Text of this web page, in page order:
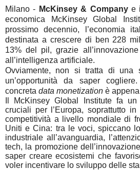
Milano - McKinsey & Companye
economica McKinsey Global
prossimo decennio, l’economia
destinata a crescere di ben 228
13% del pil, grazie
all’intelligenza artificiale.
Ovviamente, non si tratta di una
un’opportunità da saper
concreta data monetization è
Il McKinsey Global Institute fa
cruciali per l’Europa, soprattutto
competitività a livello mondiale di
Uniti e Cina: tra le voci, spiccano
industriale all’avanguardia,
tech, la promozione
saper creare ecosistemi che
voler incentivare lo sviluppo delle